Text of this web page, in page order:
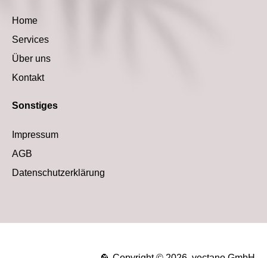
Home
Services
Über uns
Kontakt
Sonstiges
Impressum
AGB
Datenschutzerklärung